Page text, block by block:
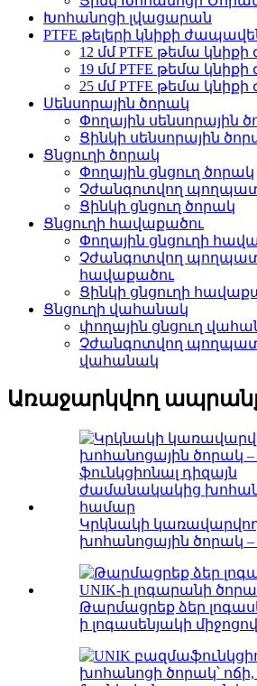
Խոհանոցի լվացարան
PTFE թելերի կնիքի
12 մմ PTFE թեմա
19 մմ PTFE թեմա
25 մմ PTFE թեմա
Սենսորային ծորակ
Փողային սենսորային
Ցինկի սենսորային
Ցնցուղի ծորակ
Փողային ցնցուղ ծորակ
Չժանգոտվող
Ցինկի ցնցուղ ծորակ
Ցնցուղի հավաքածու
Փողային ցնցուղի
Չժանգոտվող
հավաքածու
Ցինկի ցնցուղի
Ցնցուղի վահանակ
փողային ցնցուղ
Չժանգոտվող
վահանակ
Առաջարկվող
Կրկնակի
խոհանոցային ծորակ
Թարմացրեք ձեր
ի լոգասենյակի